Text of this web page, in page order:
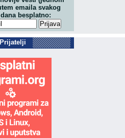
emaila svakog
besplatno:
Prijatelji